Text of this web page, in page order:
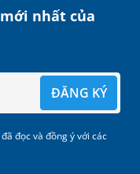
nhất của
ĐĂNG KÝ
đọc và đồng ý với các